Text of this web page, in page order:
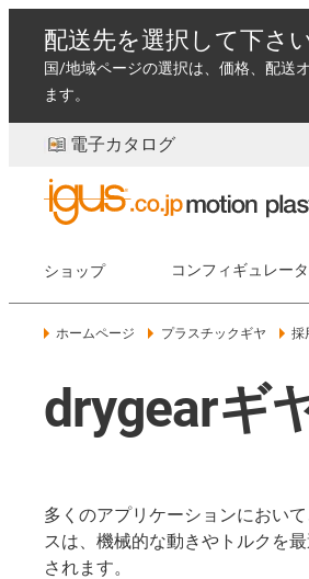
配送先を選択して下さ
国/地域ページの選択は、価格、配送
ます。
電子カタログ
ショップ コンフィギュレー
ホームページ プラスチックギヤ 採
drygearギ
多くのアプリケーションにおい
スは、機械的な動きやトルクを
されます。